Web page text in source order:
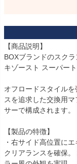
【商品説明】
BOXブランドのスク
キゾースト スーパー
オフロードスタイル
スを追求した交換用
サーで構成されます。
【製品の特徴】
・右サイド高位置に
クリアランスを確保